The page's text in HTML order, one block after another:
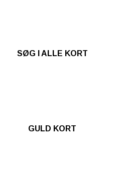
SØG I ALLE KORT
GULD KORT